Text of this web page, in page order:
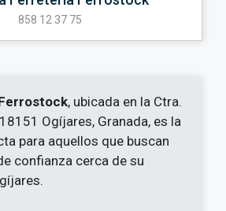
858 12 37 75
, ubicada en la Ctra.
Ogíjares, Granada, es la
para aquellos que buscan
confianza cerca de su